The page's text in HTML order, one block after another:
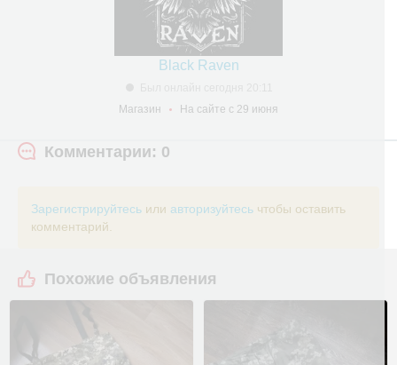
Black Raven
Магазин
На сайте с 29 июня
Комментарии: 0
Зарегистрируйтесь или авторизуйтесь чтобы оставить
комментарий.
Похожие объявления